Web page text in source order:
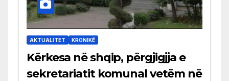
AKTUALITET KRONIKË
Kërkesa në shqip, përgjigjja e
sekretariatit komunal vetëm në